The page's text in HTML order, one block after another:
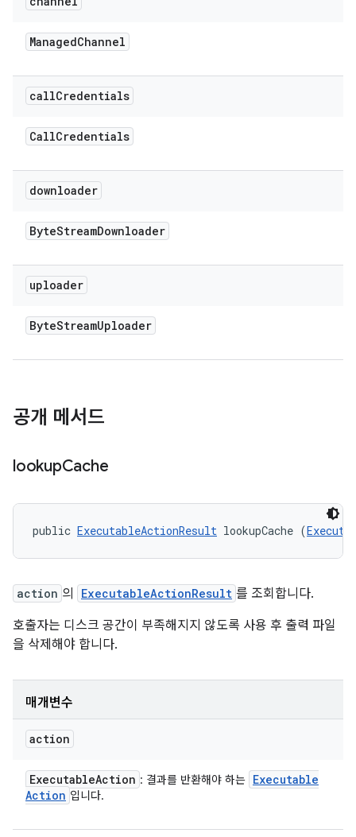
ManagedChannel
callCredentials
CallCredentials
downloader
ByteStreamDownloader
uploader
ByteStreamUploader
공개 메서드
lookupCache
public ExecutableActionResult lookupCache (
action 의 ExecutableActionResult 를 조회합니다.
호출자는 디스크 공간이 부족해지지 않도록 사용 후 출력 파일
을 삭제해야 합니다.
매개변수
action
ExecutableAction : 결과를 반환해야 하는 Executable
Action 입니다.